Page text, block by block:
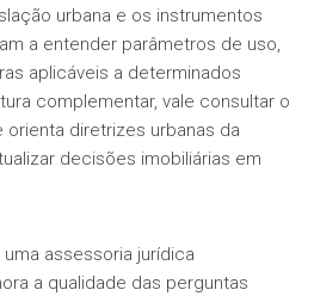
urbana e os instrumentos
a entender parâmetros de uso,
aplicáveis a determinados
complementar, vale consultar o
orienta diretrizes urbanas da
decisões imobiliárias em
assessoria jurídica
a qualidade das perguntas